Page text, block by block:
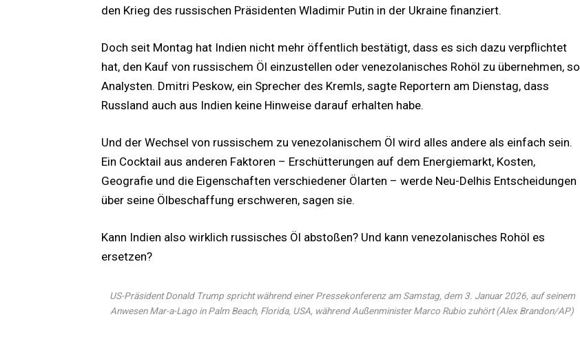
den Krieg des russischen Präsidenten Wladimir Putin in der Ukraine finanziert.
Doch seit Montag hat Indien nicht mehr öffentlich bestätigt, dass es sich dazu verpflichtet
hat, den Kauf von russischem Öl einzustellen oder venezolanisches Rohöl zu übernehmen, so
Analysten. Dmitri Peskow, ein Sprecher des Kremls, sagte Reportern am Dienstag, dass
Russland auch aus Indien keine Hinweise darauf erhalten habe.
Und der Wechsel von russischem zu venezolanischem Öl wird alles andere als einfach sein.
Ein Cocktail aus anderen Faktoren – Erschütterungen auf dem Energiemarkt, Kosten,
Geografie und die Eigenschaften verschiedener Ölarten – werde Neu-Delhis Entscheidungen
über seine Ölbeschaffung erschweren, sagen sie.
Kann Indien also wirklich russisches Öl abstoßen? Und kann venezolanisches Rohöl es
ersetzen?
US-Präsident Donald Trump spricht während einer Pressekonferenz am Samstag, dem 3. Januar 2026, auf seinem
Anwesen Mar-a-Lago in Palm Beach, Florida, USA, während Außenminister Marco Rubio zuhört (Alex Brandon/AP)